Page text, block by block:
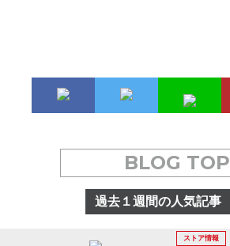
BLOG TOP
過去１週間の人気記事
ストア情報